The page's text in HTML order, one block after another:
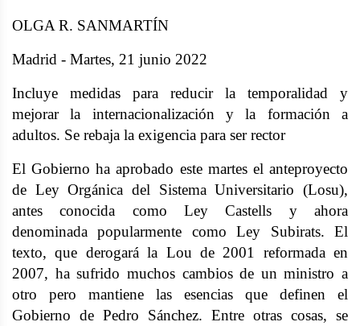
OLGA R. SANMARTÍN
Madrid - Martes, 21 junio 2022
Incluye medidas para reducir la temporalidad y
mejorar la internacionalización y la formación a
adultos. Se rebaja la exigencia para ser rector
El Gobierno ha aprobado este martes el anteproyecto
de Ley Orgánica del Sistema Universitario (Losu),
antes conocida como Ley Castells y ahora
denominada popularmente como Ley Subirats. El
texto, que derogará la Lou de 2001 reformada en
2007, ha sufrido muchos cambios de un ministro a
otro pero mantiene las esencias que definen el
Gobierno de Pedro Sánchez. Entre otras cosas, se